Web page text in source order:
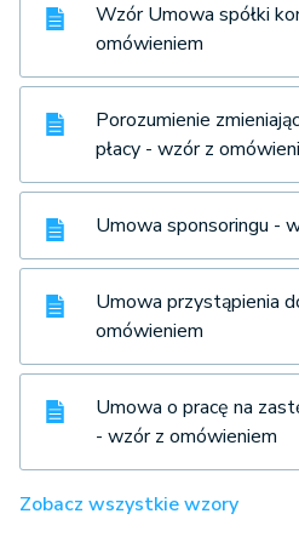
Wzór Umowa spółki
omówieniem
Porozumienie
płacy - wzór z
Umowa sponsoringu -
Umowa przystąpienia
omówieniem
Umowa o pracę na
- wzór z omówieniem
Zobacz wszystkie wzory